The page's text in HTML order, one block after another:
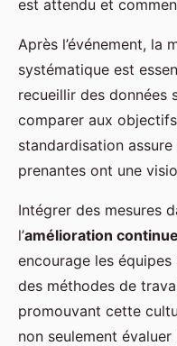
est attendu et
Après l’événement, la
systématique est
recueillir des données
comparer aux
standardisation
prenantes ont une
Intégrer des mesures
l’amélioration continue
encourage les
des méthodes de
promouvant cette
non seulement